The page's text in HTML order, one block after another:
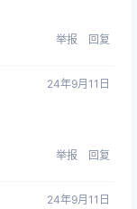
举报 回复
24年9月11日
举报 回复
24年9月11日